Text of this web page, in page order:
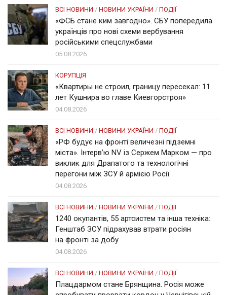
ВСІ НОВИНИ / НОВИНИ УКРАЇНИ / ПОДІЇ
«ФСБ стане ким завгодно». СБУ попередила
українців про нові схеми вербування
російськими спецслужбами
05.08.2026
КОРУПЦІЯ
«Квартиры не строил, границу пересекал: 11
лет Кушнира во главе Киевгорстроя»
04.08.2026
ВСІ НОВИНИ / НОВИНИ УКРАЇНИ / ПОДІЇ
«РФ будує на фронті величезні підземні
міста». Інтерв’ю NV із Сержем Марком — про
виклик для Драпатого та технологічні
перегони між ЗСУ й армією Росії
04.08.2026
ВСІ НОВИНИ / НОВИНИ УКРАЇНИ / ПОДІЇ
1240 окупантів, 55 артсистем та інша техніка:
Генштаб ЗСУ підрахував втрати росіян
на фронті за добу
04.08.2026
ВСІ НОВИНИ / НОВИНИ УКРАЇНИ / ПОДІЇ
Плацдармом стане Брянщина. Росія може